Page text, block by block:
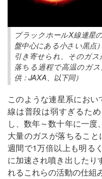
ブラックホールX線連星
盤中心にある小さい黒点
引き寄せられ、そのガ
落ちる過程で高温のガ
供：JAXA、以下同）
このような連星系にお
線は普段は弱すぎるた
し、数年～数十年に一度
大量のガスが落ちるこ
週間で1万倍以上も明る
に加速され噴き出したり
れるこれらの活動の仕組